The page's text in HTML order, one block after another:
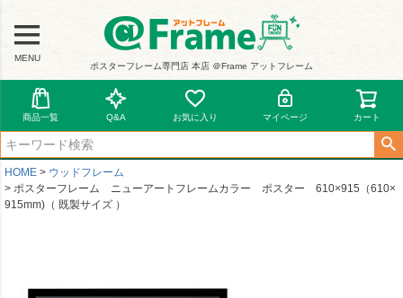
MENU
ポスターフレーム専門店 本店 ＠Frame アットフレーム
商品一覧 Q&A お気に入り マイページ カート
HOME
ウッドフレーム
ポスターフレーム ニューアートフレームカラー ポスター 610×915（610×
915mm)（ 既製サイズ ）